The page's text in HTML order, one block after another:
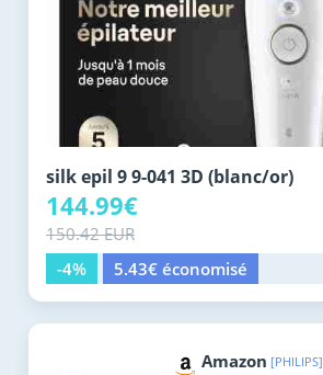
silk epil 9 9-041 3D (blanc/or)
144.99€
150.42 EUR
-4%
5.43€ économisé
Amazon [PHILIPS]